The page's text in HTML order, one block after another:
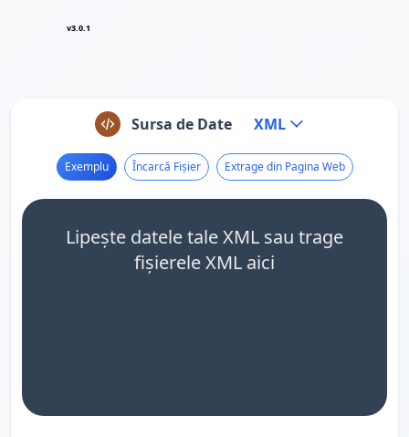
v3.0.1
Sursa de Date XML
Exemplu Încarcă Fișier Extrage din Pagina Web
Lipește datele tale XML sau trage
fișierele XML aici